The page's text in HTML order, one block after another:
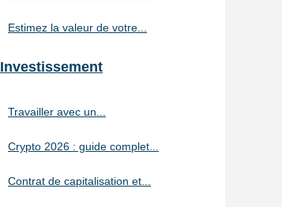
Estimez la valeur de votre...
Investissement
Travailler avec un...
Crypto 2026 : guide complet...
Contrat de capitalisation et...